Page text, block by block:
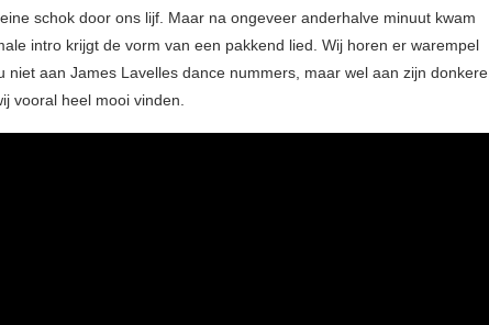
schok door ons lijf. Maar na ongeveer anderhalve minuut kwam
intro krijgt de vorm van een pakkend lied. Wij horen er warempel
niet aan James Lavelles dance nummers, maar wel aan zijn donkere,
vooral heel mooi vinden.